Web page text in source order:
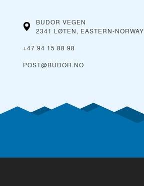
BUDOR VEGEN
2341 LØTEN, EASTERN-NORWAY
+47 94 15 88 98
POST@BUDOR.NO